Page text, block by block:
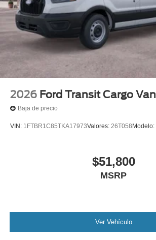
2026 Ford Transit Cargo Van
Baja de precio
VIN: 1FTBR1C85TKA17973Valores: 26T058 Modelo:
$51,800
MSRP
Ver Vehículo